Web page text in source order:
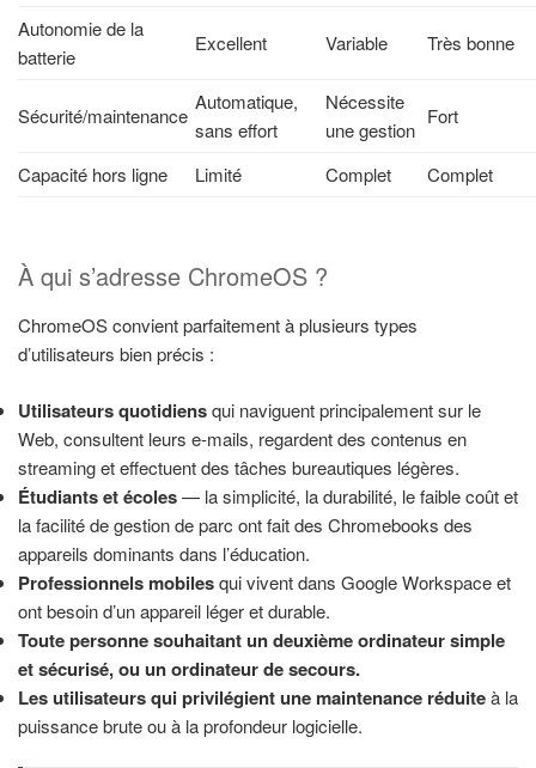
Autonomie de la
batterie
Excellent Variable Très bonne
Sécurité/maintenance
Automatique,
sans effort
Nécessite
une gestion
Fort
Capacité hors ligne Limité Complet Complet
À qui s’adresse ChromeOS ?
ChromeOS convient parfaitement à plusieurs types
d’utilisateurs bien précis :
Utilisateurs quotidiensqui naviguent principalement sur le
Web, consultent leurs e-mails, regardent des contenus en
streaming et effectuent des tâches bureautiques légères.
Étudiants et écoles— la simplicité, la durabilité, le faible coût et
la facilité de gestion de parc ont fait des Chromebooks des
appareils dominants dans l’éducation.
Professionnels mobilesqui vivent dans Google Workspace et
ont besoin d’un appareil léger et durable.
Toute personne souhaitant un deuxième ordinateur simple
et sécurisé, ou un ordinateur de secours.
Les utilisateurs qui privilégient une maintenance réduiteà la
puissance brute ou à la profondeur logicielle.